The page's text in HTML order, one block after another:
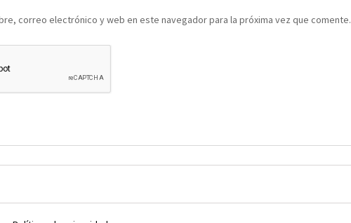
correo electrónico y web en este navegador para la próxima vez que comente.